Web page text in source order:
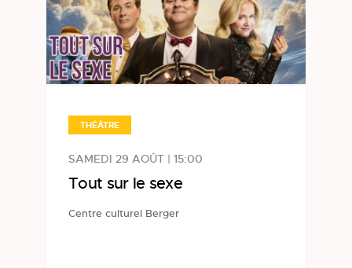
THÉÂTRE
SAMEDI 29 AOÛT | 15:00
Tout sur le sexe
Centre culturel Berger